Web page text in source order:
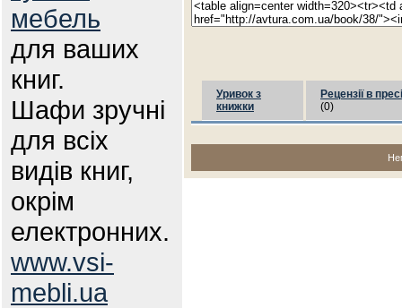
мебель
для ваших
книг.
Шафи зручні
для всіх
видів книг,
окрім
електронних.
www.vsi-
mebli.ua
Уривок з
книжки
Рецензії в пресі
(0)